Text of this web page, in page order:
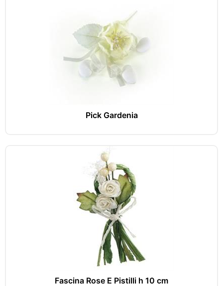
Pick Gardenia
Fascina Rose E Pistilli h 10 cm